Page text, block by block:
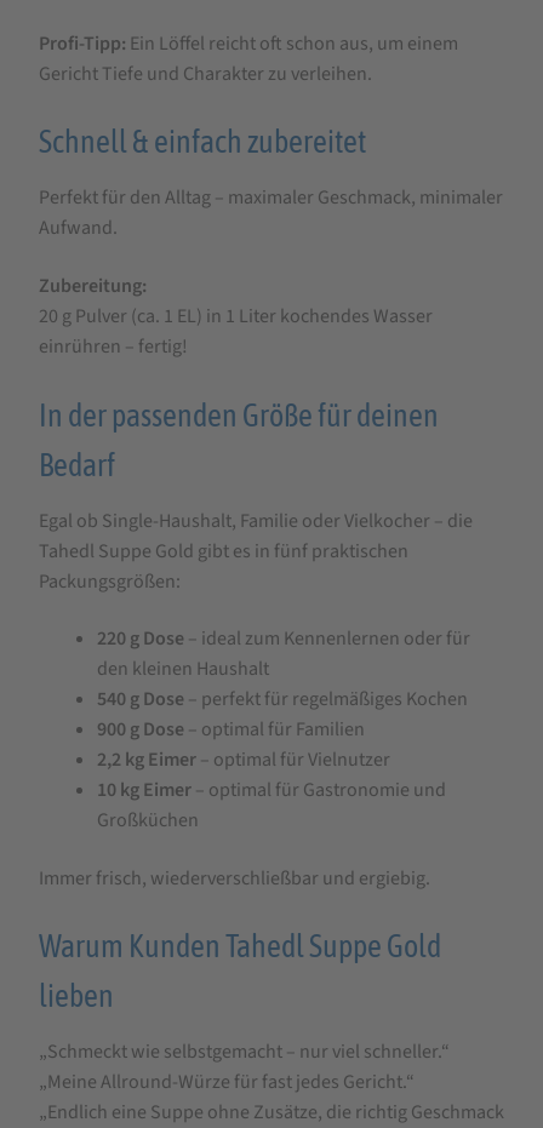
Profi-Tipp: Ein Löffel reicht oft schon aus, um einem
Gericht Tiefe und Charakter zu verleihen.
Schnell & einfach zubereitet
Perfekt für den Alltag – maximaler Geschmack, minimaler
Aufwand.
Zubereitung:
20 g Pulver (ca. 1 EL) in 1 Liter kochendes Wasser
einrühren – fertig!
In der passenden Größe für deinen
Bedarf
Egal ob Single-Haushalt, Familie oder Vielkocher – die
Tahedl Suppe Gold gibt es in fünf praktischen
Packungsgrößen:
220 g Dose – ideal zum Kennenlernen oder für
den kleinen Haushalt
540 g Dose – perfekt für regelmäßiges Kochen
900 g Dose – optimal für Familien
2,2 kg Eimer – optimal für Vielnutzer
10 kg Eimer – optimal für Gastronomie und
Großküchen
Immer frisch, wiederverschließbar und ergiebig.
Warum Kunden Tahedl Suppe Gold
lieben
„Schmeckt wie selbstgemacht – nur viel schneller.“
„Meine Allround-Würze für fast jedes Gericht.“
„Endlich eine Suppe ohne Zusätze, die richtig Geschmack